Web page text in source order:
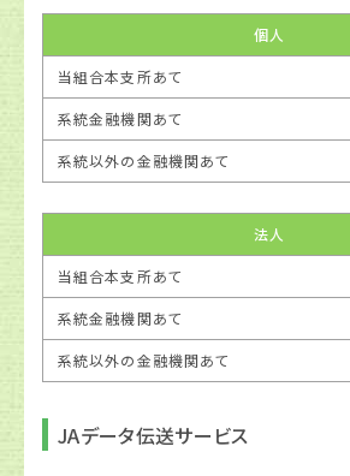
個人
当組合本支所あて
系統金融機関あて
系統以外の金融機関あて
法人
当組合本支所あて
系統金融機関あて
系統以外の金融機関あて
JAデータ伝送サービス